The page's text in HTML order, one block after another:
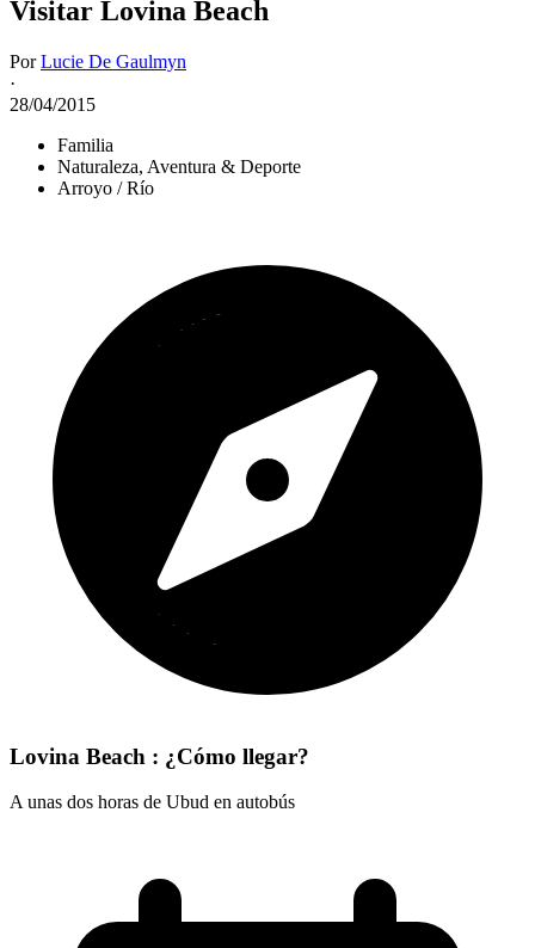
Visitar Lovina Beach
PorLucie De Gaulmyn
·
28/04/2015
Familia
Naturaleza, Aventura & Deporte
Arroyo / Río
Lovina Beach : ¿Cómo llegar?
A unas dos horas de Ubud en autobús